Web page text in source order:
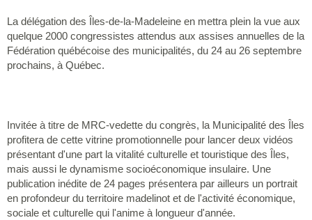
La délégation des Îles-de-la-Madeleine en mettra plein la vue aux
quelque 2000 congressistes attendus aux assises annuelles de la
Fédération québécoise des municipalités, du 24 au 26 septembre
prochains, à Québec.
Invitée à titre de MRC-vedette du congrès, la Municipalité des Îles
profitera de cette vitrine promotionnelle pour lancer deux vidéos
présentant d'une part la vitalité culturelle et touristique des Îles,
mais aussi le dynamisme socioéconomique insulaire. Une
publication inédite de 24 pages présentera par ailleurs un portrait
en profondeur du territoire madelinot et de l'activité économique,
sociale et culturelle qui l'anime à longueur d'année.